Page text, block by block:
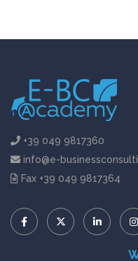
+39 049 9817360
info@e-
Fax +39 049 9817364